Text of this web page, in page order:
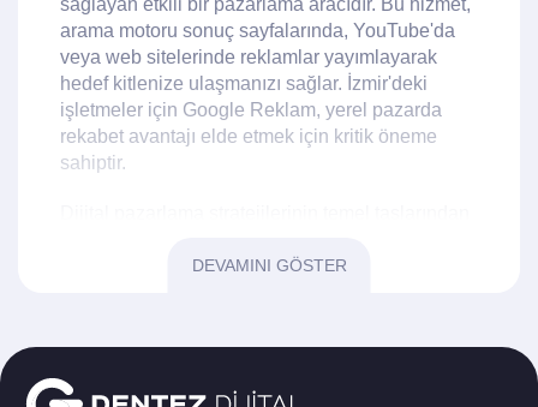
sağlayan etkili bir pazarlama aracıdır. Bu hizmet,
arama motoru sonuç sayfalarında, YouTube'da
veya web sitelerinde reklamlar yayımlayarak
hedef kitlenize ulaşmanızı sağlar. İzmir'deki
işletmeler için Google Reklam, yerel pazarda
rekabet avantajı elde etmek için kritik öneme
sahiptir.
işletmenizin marka bilinirliğini artırabilir ve
nedenle Google Reklam, işletmelerin öne
DEVAMINI GÖSTER